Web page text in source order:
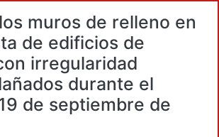
muros de relleno en
de edificios de
irregularidad
durante el
de septiembre de